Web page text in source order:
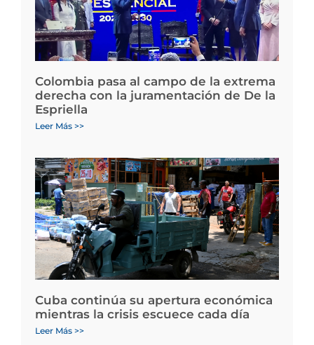
Colombia pasa al campo de la extrema
derecha con la juramentación de De la
Espriella
Leer Más >>
Cuba continúa su apertura económica
mientras la crisis escuece cada día
Leer Más >>